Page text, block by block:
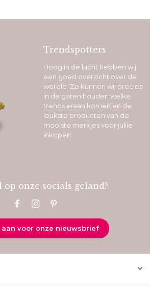
Trendspotters
Hoog in de lucht hebben wij
een goed overzicht over de
wereld. Zo kunnen wij precies
in de gaten houden welke
trends eraan komen en de
leukste producten van de
mooiste merkjes voor jullie
inkopen.
op onze socials geland?
aan voor onze nieuwsbrief